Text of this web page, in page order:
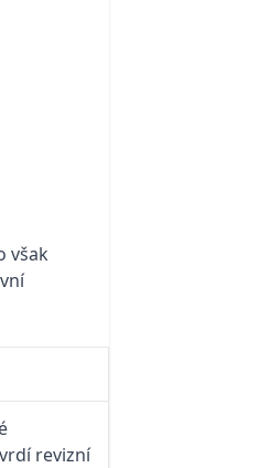
však
revizní